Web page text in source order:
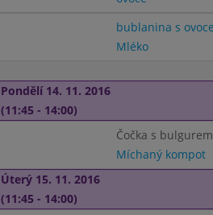
bublanina s
Mléko
Pondělí 14. 11. 2016
(11:45 - 14:00)
Čočka s bulgurem
Míchaný kompot
Úterý 15. 11. 2016
(11:45 - 14:00)